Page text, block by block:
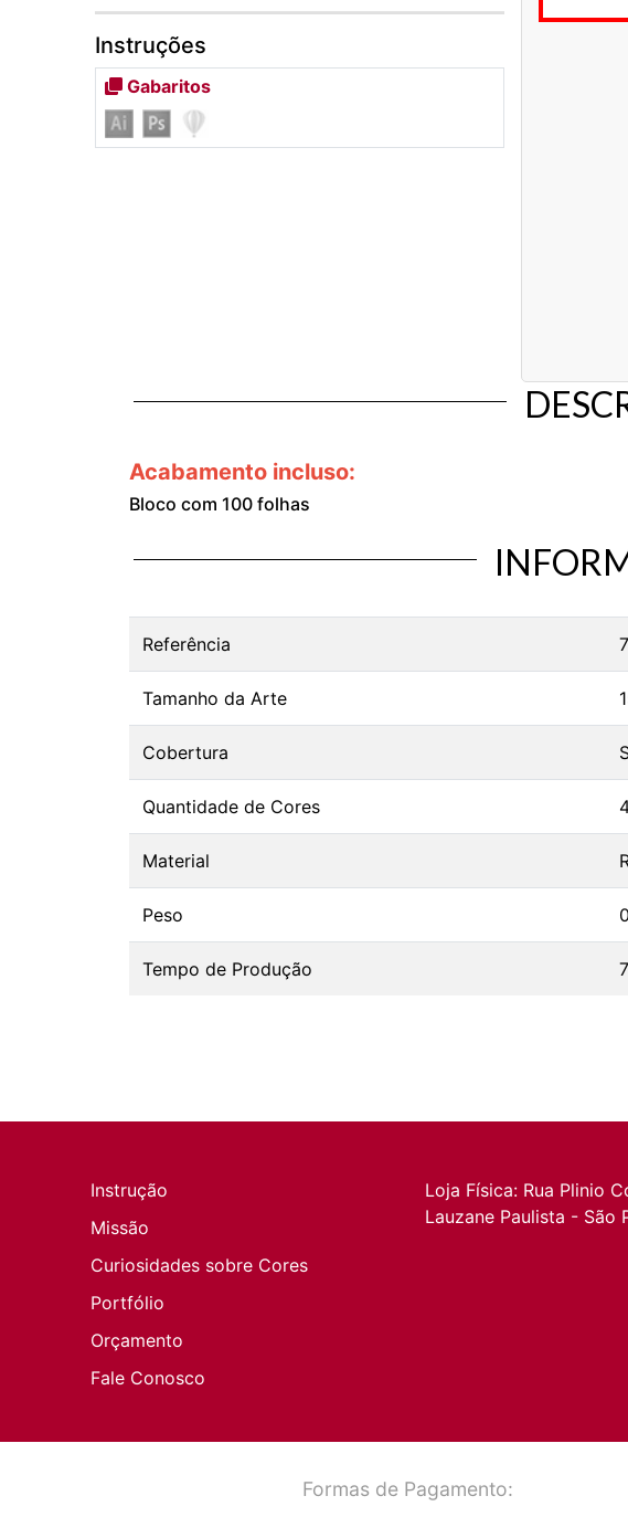
Instruções
Gabaritos
Acabamento incluso:
Bloco com 100 folhas
Referência
Tamanho da Arte
Cobertura
Quantidade de Cores
Material
Peso
Tempo de Produção
Instrução
Missão
Curiosidades sobre Cores
Portfólio
Orçamento
Fale Conosco
Loja Física: Rua Plinio
Lauzane Paulista - São
Formas de Pagamento: